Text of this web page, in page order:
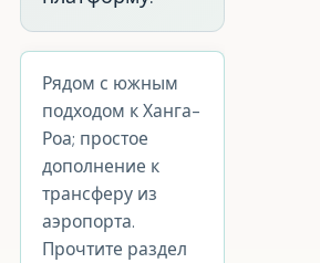
Рядом с южным
подходом к Ханга-
Роа; простое
дополнение к
трансферу из
аэропорта.
Прочтите раздел